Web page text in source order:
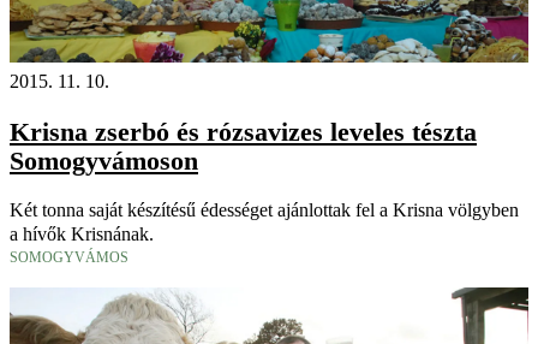
2015. 11. 10.
Krisna zserbó és rózsavizes leveles tészta
Somogyvámoson
Két tonna saját készítésű édességet ajánlottak fel a Krisna völgyben
a hívők Krisnának.
SOMOGYVÁMOS